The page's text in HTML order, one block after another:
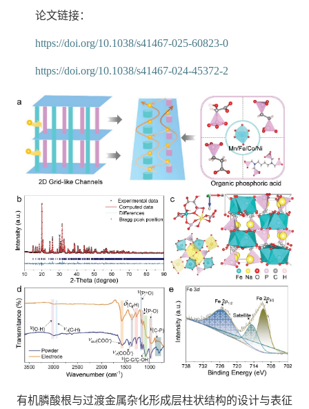
论文链接：
https://doi.org/10.1038/s41467-025-60823-0
https://doi.org/10.1038/s41467-024-45372-2
有机膦酸根与过渡金属杂化形成层柱状结构的设计与表征